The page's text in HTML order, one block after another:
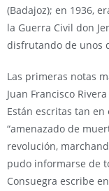
(Badajoz); en 1936,
la Guerra Civil don
disfrutando de unos
Las primeras notas
Juan Francisco
Están escritas tan
“amenazado de
revolución,
pudo informarse de
Consuegra escribe